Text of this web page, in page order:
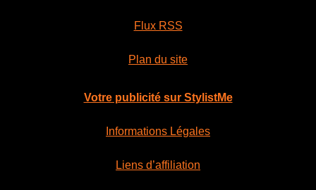
Flux RSS
Plan du site
Votre publicité sur StylistMe
Informations Légales
Liens d’affiliation